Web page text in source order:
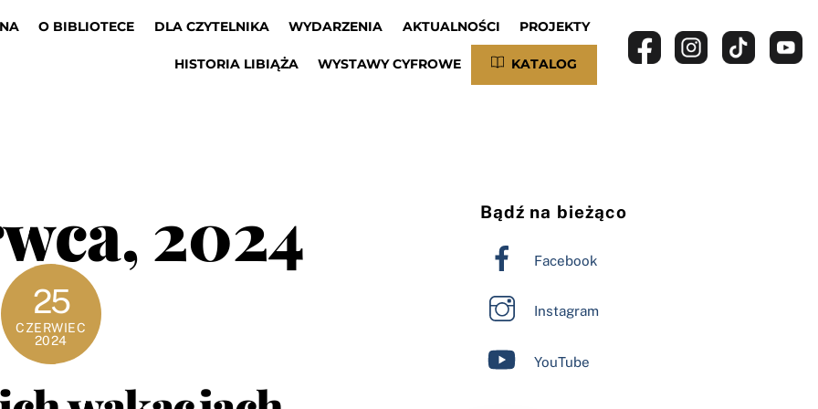
O BIBLIOTECE DLA CZYTELNIKA WYDARZENIA AKTUALNOŚCI PROJEKTY
HISTORIA LIBIĄŻA WYSTAWY CYFROWE KATALOG
2024
25
CZERWIEC
2024
Bądź na bieżąco
Facebook
Instagram
YouTube